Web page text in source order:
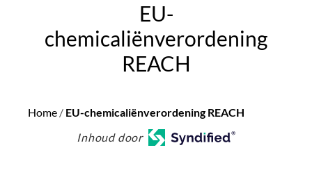
EU-
chemicaliënverordening
REACH
Home / EU-chemicaliënverordening REACH
Inhoud door